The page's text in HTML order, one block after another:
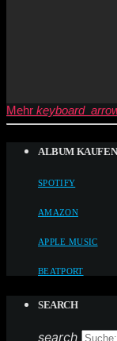
Mehr
ALBUM KAUFEN
SPOTIFY
AMAZON
APPLE MUSIC
BEATPORT
SEARCH
search